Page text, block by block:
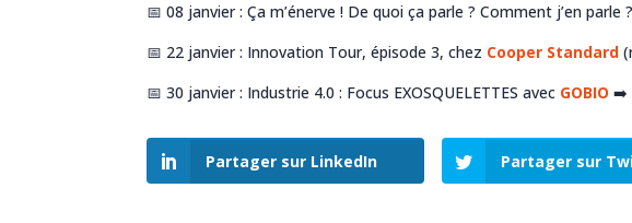
📅08 janvier : Ça m’énerve ! De quoi ça parle ? Comment j’en parle
📅 22 janvier : Innovation Tour, épisode 3, chez Cooper Standard
📅30 janvier : Industrie 4.0 : Focus EXOSQUELETTES avec GOBIO ➡️
Partager sur LinkedIn Partager sur